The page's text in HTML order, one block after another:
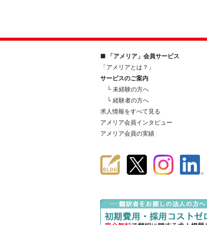
■ 「アメリア」会員サービス
「アメリアとは？」
サービスのご案内
└ 未経験の方へ
└ 経験者の方へ
求人情報をすべて見る
アメリア会員インタビュー
アメリア会員の実績